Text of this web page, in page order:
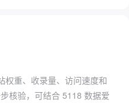
权重、收录量、访问速度和
核验，可结合 5118 数据爱